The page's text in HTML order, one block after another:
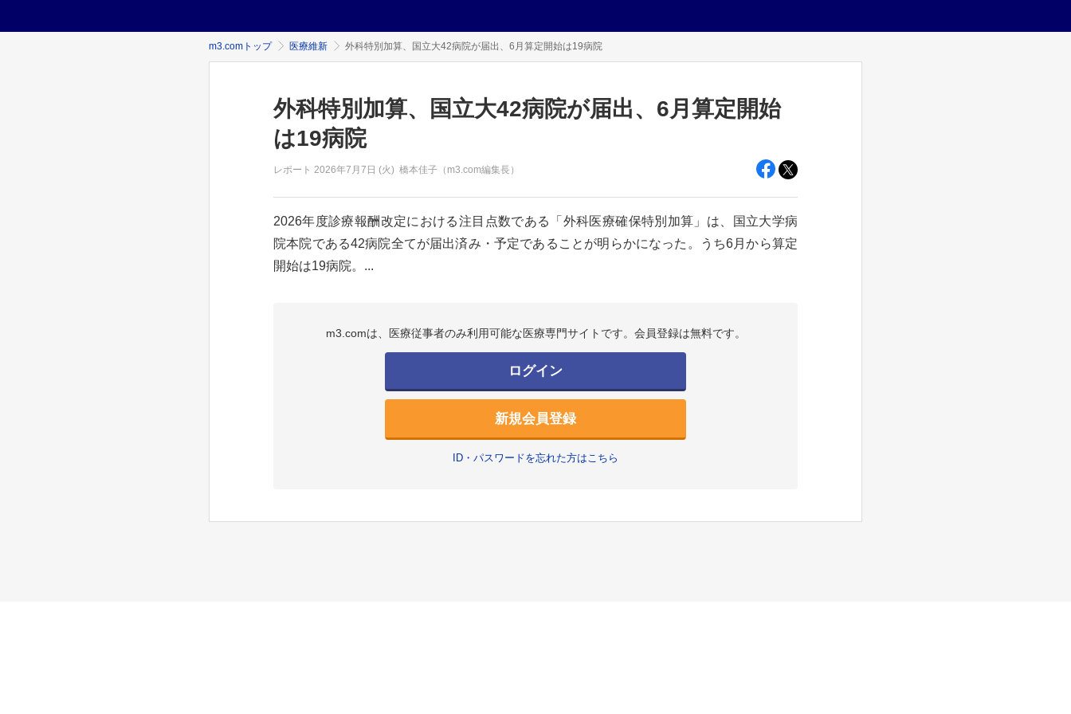
m3.comトップ 医療維新 外科特別加算、国立大42病院が届出、6月算定開始は19病院
外科特別加算、国立大42病院が届出、6月算定開始
は19病院
レポート 2026年7月7日 (火) 橋本佳子（m3.com編集長）
2026年度診療報酬改定における注目点数である「外科医療確保特別加算」は、国立大学病
院本院である42病院全てが届出済み・予定であることが明らかになった。うち6月から算定
開始は19病院。...
m3.comは、医療従事者のみ利用可能な医療専門サイトです。会員登録は無料です。
ログイン
新規会員登録
ID・パスワードを忘れた方はこちら